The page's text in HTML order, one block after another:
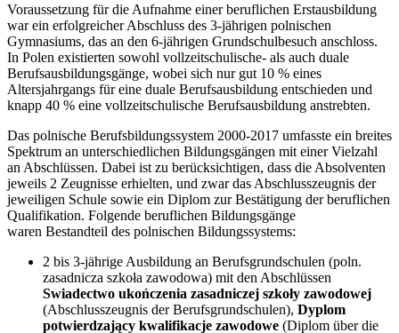
Voraussetzung für die Aufnahme einer beruflichen Erstausbildung
war ein erfolgreicher Abschluss des 3-jährigen polnischen
Gymnasiums, das an den 6-jährigen Grundschulbesuch anschloss.
In Polen existierten sowohl vollzeitschulische- als auch duale
Berufsausbildungsgänge, wobei sich nur gut 10 % eines
Altersjahrgangs für eine duale Berufsausbildung entschieden und
knapp 40 % eine vollzeitschulische Berufsausbildung anstrebten.
Das polnische Berufsbildungssystem 2000-2017 umfasste ein breites
Spektrum an unterschiedlichen Bildungsgängen mit einer Vielzahl
an Abschlüssen. Dabei ist zu berücksichtigen, dass die Absolventen
jeweils 2 Zeugnisse erhielten, und zwar das Abschlusszeugnis der
jeweiligen Schule sowie ein Diplom zur Bestätigung der beruflichen
Qualifikation. Folgende beruflichen Bildungsgänge
waren Bestandteil des polnischen Bildungssystems:
2 bis 3-jährige Ausbildung an Berufsgrundschulen (poln.
zasadnicza szkoła zawodowa) mit den Abschlüssen
Swiadectwo ukończenia zasadniczej szkoły zawodowej
(Abschlusszeugnis der Berufsgrundschulen), Dyplom
potwierdzający kwalifikacje zawodowe (Diplom über die